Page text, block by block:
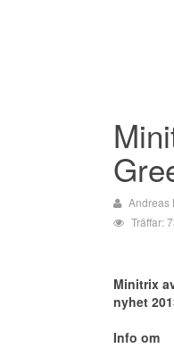
Andreas
Träffar:
Minitrix
nyhet
Info om